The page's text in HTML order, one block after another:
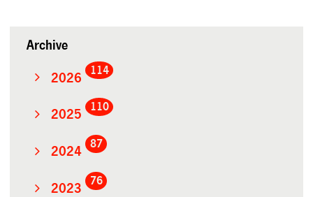
Archive
2026
114
2025
110
2024
87
2023
76